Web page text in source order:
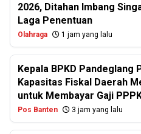
2026, Ditahan Imbang
Laga Penentuan
Olahraga 1 jam yang lalu
Kepala BPKD Pandeglang
Kapasitas Fiskal Daerah
untuk Membayar Gaji
Pos Banten 3 jam yang lalu